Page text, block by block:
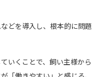
などを導入し、根本的に問題
いくことで、飼い主様から